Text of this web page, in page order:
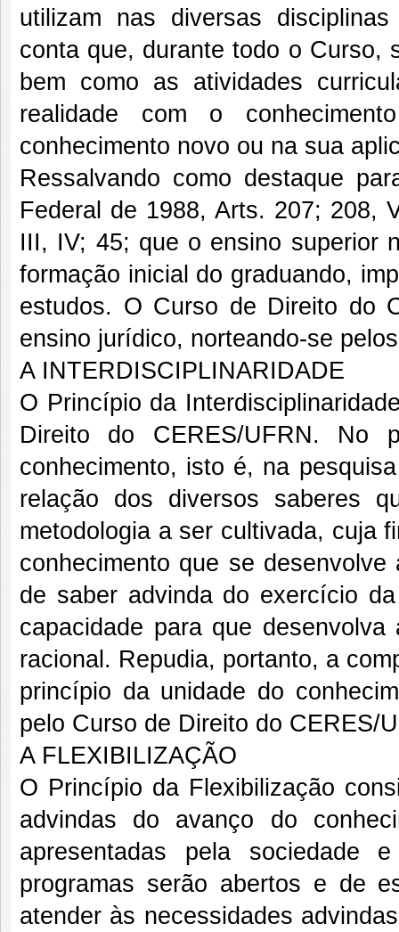
utilizam nas diversas
conta que, durante todo o Curso,
bem como as atividades
realidade com o
conhecimento novo ou na sua
Ressalvando como destaque
Federal de 1988, Arts. 207; 208,
III, IV; 45; que o ensino superior
formação inicial do graduando,
estudos. O Curso de Direito do
ensino jurídico, norteando-se
A INTERDISCIPLINARIDADE
O Princípio da
Direito do CERES/UFRN. No
conhecimento, isto é, na
relação dos diversos saberes
metodologia a ser cultivada, cuja
conhecimento que se
de saber advinda do exercício
capacidade para que
racional. Repudia, portanto, a
princípio da unidade do
pelo Curso de Direito do CERES/
A FLEXIBILIZAÇÃO
O Princípio da Flexibilização
advindas do avanço do
apresentadas pela sociedade
programas serão abertos e de
atender às necessidades